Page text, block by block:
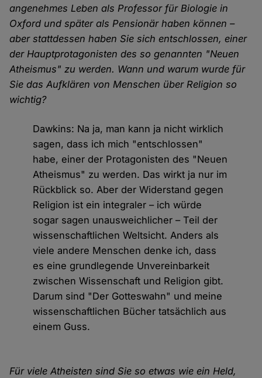
angenehmes Leben als Professor für Biologie in
Oxford und später als Pensionär haben können –
aber stattdessen haben Sie sich entschlossen, einer
der Hauptprotagonisten des so genannten "Neuen
Atheismus" zu werden. Wann und warum wurde für
Sie das Aufklären von Menschen über Religion so
wichtig?
Dawkins: Na ja, man kann ja nicht wirklich
sagen, dass ich mich "entschlossen"
habe, einer der Protagonisten des "Neuen
Atheismus" zu werden. Das wirkt ja nur im
Rückblick so. Aber der Widerstand gegen
Religion ist ein integraler – ich würde
sogar sagen unausweichlicher – Teil der
wissenschaftlichen Weltsicht. Anders als
viele andere Menschen denke ich, dass
es eine grundlegende Unvereinbarkeit
zwischen Wissenschaft und Religion gibt.
Darum sind "Der Gotteswahn" und meine
wissenschaftlichen Bücher tatsächlich aus
einem Guss.
Für viele Atheisten sind Sie so etwas wie ein Held,